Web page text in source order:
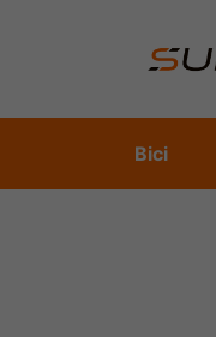
Bici